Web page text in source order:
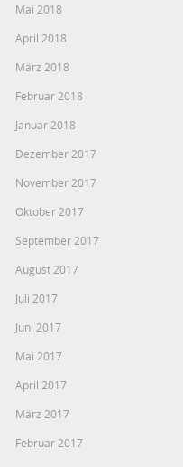
Mai 2018
April 2018
März 2018
Februar 2018
Januar 2018
Dezember 2017
November 2017
Oktober 2017
September 2017
August 2017
Juli 2017
Juni 2017
Mai 2017
April 2017
März 2017
Februar 2017